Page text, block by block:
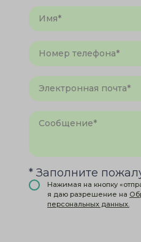
* Заполните
Нажимая на кнопку
я даю разрешение на
персональных данных.